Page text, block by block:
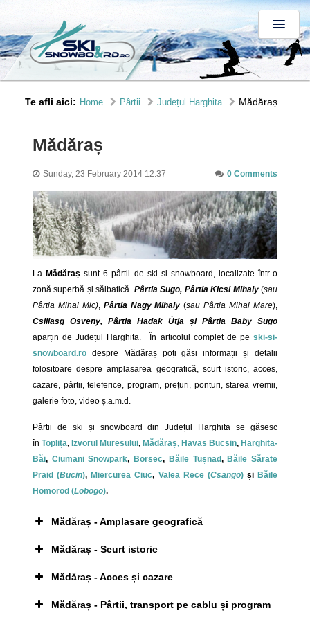
Te afli aici: Home Pârtii Județul Harghita Mădăraș
Mădăraș
Sunday, 23 February 2014 12:37 0 Comments
La Mădăraș sunt 6 pârtii de ski si snowboard, localizate într-o
zonă superbă și sălbatică. Pârtia Sugo, Pârtia Kicsi Mihaly(sau
Pârtia Mihai Mic), Pârtia Nagy Mihaly (sau Pârtia Mihai Mare),
Csillasg Osveny, Pârtia Hadak Útja și Pârtia Baby Sugo
aparțin de Județul Harghita. În articolul complet de peski-si-
snowboard.rodespre Mădăraș poți găsi informații și detalii
folositoare despre amplasarea geografică, scurt istoric, acces,
cazare, pârtii, teleferice, program, prețuri, ponturi, starea vremii,
galerie foto, video ș.a.m.d.
Pârtii de ski și snowboard din Județul Harghita se găsesc
în Toplița, Izvorul Mureșului, Mădăraș, Havas Bucsin, Harghita-
Băi, Ciumani Snowpark, Borsec, Băile Tușnad,Băile Sărate
Praid (Bucin), Miercurea Ciuc, Valea Rece (Csango)și Băile
Homorod (Lobogo).
Mădăraș - Amplasare geografică
Mădăraș - Scurt istoric
Mădăraș - Acces și cazare
Mădăraș - Pârtii, transport pe cablu și program